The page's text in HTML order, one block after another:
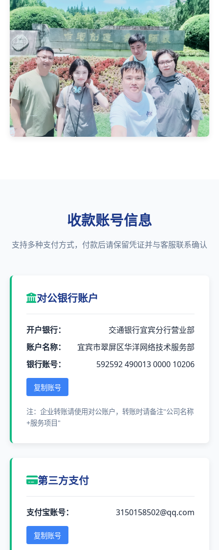
收款账号信息
支持多种支付方式，付款后请保留凭证并与客服联系确认
对公银行账户
开户银行：
交通银行宜宾分行营业部
账户名称：
宜宾市翠屏区华洋网络技术服务部
银行账号：
592592 490013 0000 10206
复制账号
注：企业转账请使用对公账户，转账时请备注"公司名称
+服务项目"
第三方支付
支付宝账号： 3150158502@qq.com
复制账号